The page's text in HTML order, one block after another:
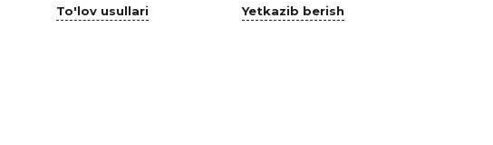
To'lov usullari Yetkazib berish